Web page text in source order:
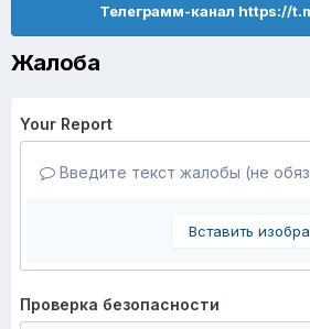
Телеграмм-канал https://
Жалоба
Your Report
Введите текст жалобы (не
Вставить
Проверка безопасности